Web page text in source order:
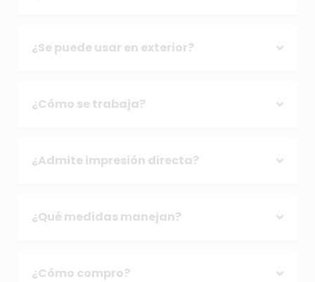
¿Se puede usar en exterior?
¿Cómo se trabaja?
¿Admite impresión directa?
¿Qué medidas manejan?
¿Cómo compro?